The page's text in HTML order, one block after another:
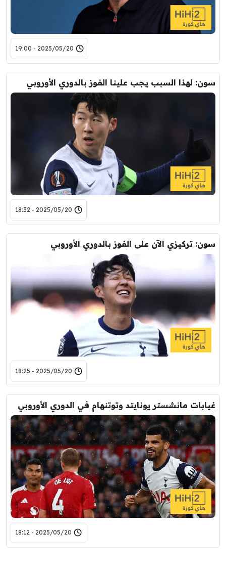
2025/05/20 - 19:00
سون: لهذا السبب يجب علينا الفوز بالدوري الأوروبي
2025/05/20 - 18:32
سون: تركيزي الآن على الفوز بالدوري الأوروبي
2025/05/20 - 18:25
غيابات مانشستر يونايتد وتوتنهام في الدوري الأوروبي
2025/05/20 - 18:12